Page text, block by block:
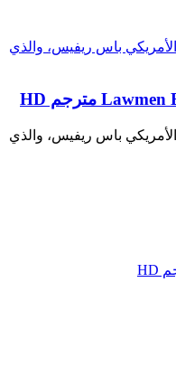
باس ريفيس، والذي
باس ريفيس، والذي